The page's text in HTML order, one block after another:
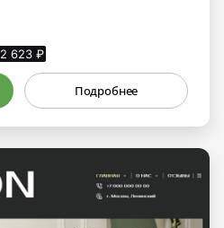
2 623 ₽
Подробнее